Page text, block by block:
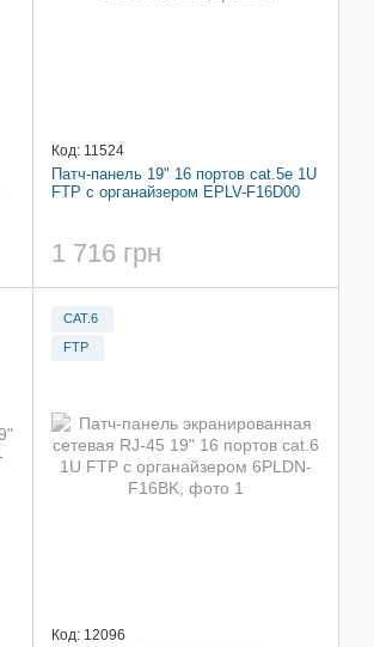
Код: 11524
Патч-панель 19" 16 портов cat.5e 1U
FTP с органайзером EPLV-F16D00
1 716 грн
CAT.6
FTP
Код: 12096